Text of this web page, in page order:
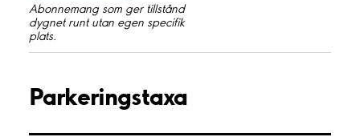
Abonnemang som ger tillstånd
dygnet runt utan egen specifik
plats.
Parkeringstaxa